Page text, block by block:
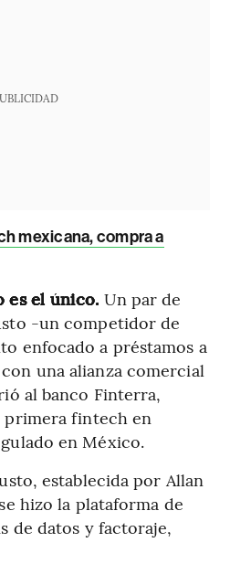
mexicana, compra a
es el único. Un par de
-un competidor de
enfocado a préstamos a
una alianza comercial
al banco Finterra,
fintech en
en México.
establecida por Allan
hizo la plataforma de
de datos y factoraje,